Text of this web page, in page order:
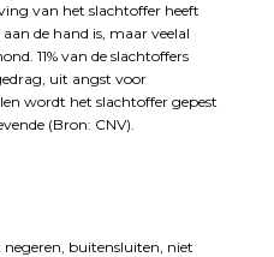
van het slachtoffer heeft
de hand is, maar veelal
11% van de slachtoffers
uit angst voor
wordt het slachtoffer gepest
(Bron: CNV).
negeren, buitensluiten, niet